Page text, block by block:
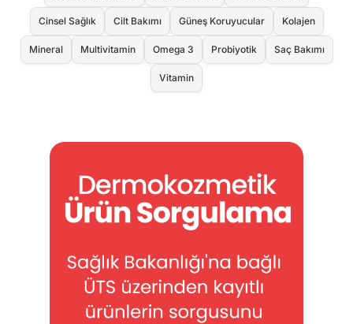
Cinsel Sağlık Cilt Bakımı Güneş Koruyucular Kolajen
Mineral Multivitamin Omega 3 Probiyotik Saç Bakımı
Vitamin